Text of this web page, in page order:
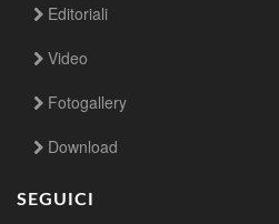
Editoriali
Video
Fotogallery
Download
SEGUICI